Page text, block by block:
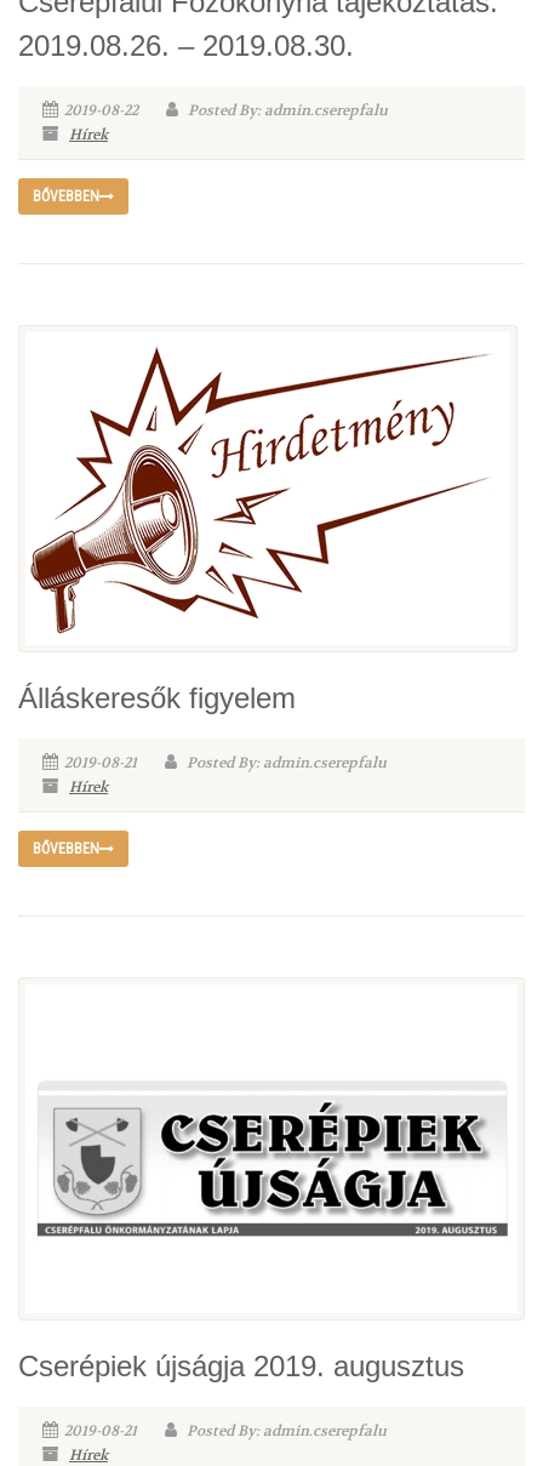
2019.08.26. – 2019.08.30.
2019-08-22
Posted By: admin.cserepfalu
Hírek
BŐVEBBEN
Álláskeresők figyelem
2019-08-21
Posted By: admin.cserepfalu
Hírek
BŐVEBBEN
Cserépiek újságja 2019. augusztus
2019-08-21
Posted By: admin.cserepfalu
Hírek